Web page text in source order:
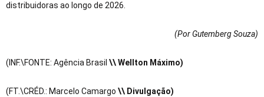
distribuidoras ao longo de 2026.
(Por Gutemberg Souza)
(INF.\FONTE: Agência Brasil \\ Wellton Máximo)
(FT.\CRÉD.: Marcelo Camargo \\ Divulgação)